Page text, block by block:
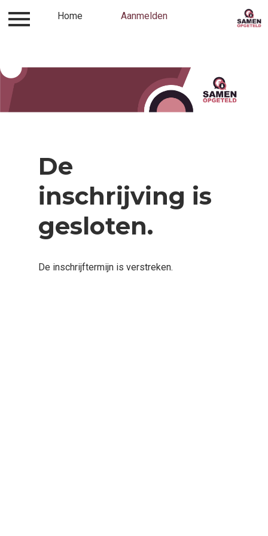
Locatie
contact met organisaties
Home Aanmelden
De
inschrijving is
gesloten.
De inschrijftermijn is verstreken.